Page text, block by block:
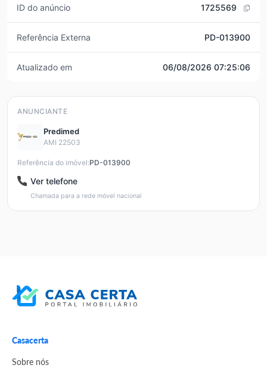
ID do anúncio 1725569
Referência Externa PD-013900
Atualizado em 06/08/2026 07:25:06
ANUNCIANTE
Predimed
AMI 22503
Referência do imóvel:PD-013900
Ver telefone
Chamada para a rede móvel nacional
Casacerta
Sobre nós